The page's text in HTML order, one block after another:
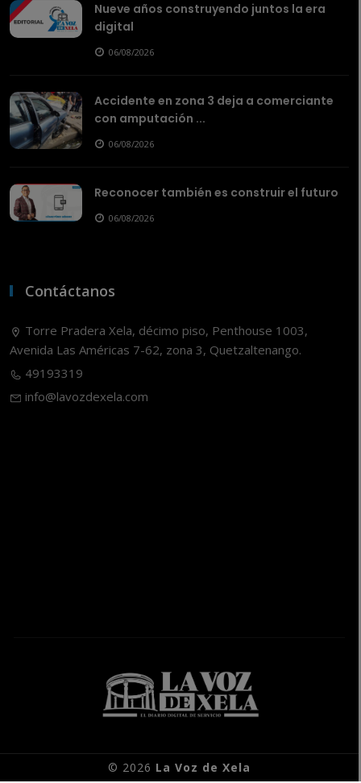
Nueve años construyendo juntos la era
digital
06/08/2026
Accidente en zona 3 deja a comerciante
con amputación ...
06/08/2026
Reconocer también es construir el futuro
06/08/2026
Contáctanos
Torre Pradera Xela, décimo piso, Penthouse 1003,
Avenida Las Américas 7-62, zona 3, Quetzaltenango.
49193319
info@lavozdexela.com
© 2026 La Voz de Xela